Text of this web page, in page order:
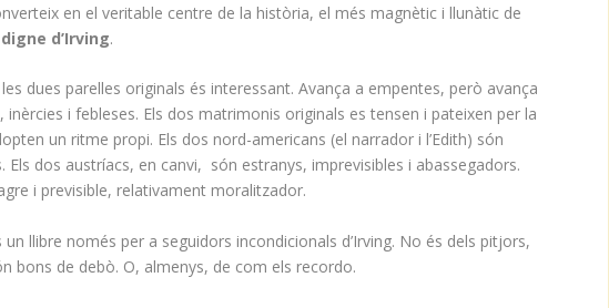
en el veritable centre de la història, el més magnètic i llunàtic de
d’Irving.
dues parelles originals és interessant. Avança a empentes, però avança
i febleses. Els dos matrimonis originals es tensen i pateixen per la
un ritme propi. Els dos nord-americans (el narrador i l’Edith) són
dos austríacs, en canvi, són estranys, imprevisibles i abassegadors.
i previsible, relativament moralitzador.
llibre només per a seguidors incondicionals d’Irving. No és dels pitjors,
bons de debò. O, almenys, de com els recordo.